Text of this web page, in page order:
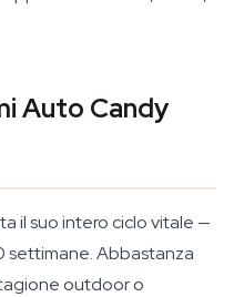
Auto Candy
il suo intero ciclo vitale —
settimane. Abbastanza
outdoor o